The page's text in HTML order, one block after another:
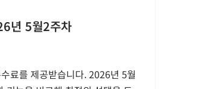
년 5월2주차
료를 제공받습니다. 2026년 5월